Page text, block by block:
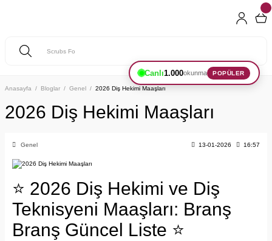
Anasayfa Bloglar Genel 2026 Diş Hekimi Maaşları
2026 Diş Hekimi Maaşları
Genel 13-01-2026 16:57
⭐ 2026 Diş Hekimi ve Diş
Teknisyeni Maaşları: Branş
Branş Güncel Liste ⭐
Canlı1.000okunma POPÜLER